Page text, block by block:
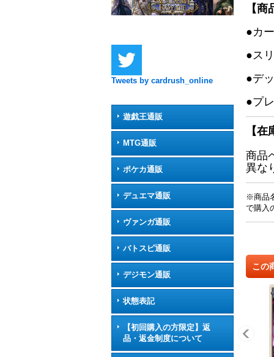
Tweets by cardrush_online
遊戯王通販
MTG通販
ポケカ通販
デュエマ通販
ヴァンガ通販
バトスピ通販
デジモン通販
状態表記
【初回購入の方限定】返
品・返金制度について
【
●カ
●ス
●デ
●プ
【
商品
異な
※商品
で購入
この